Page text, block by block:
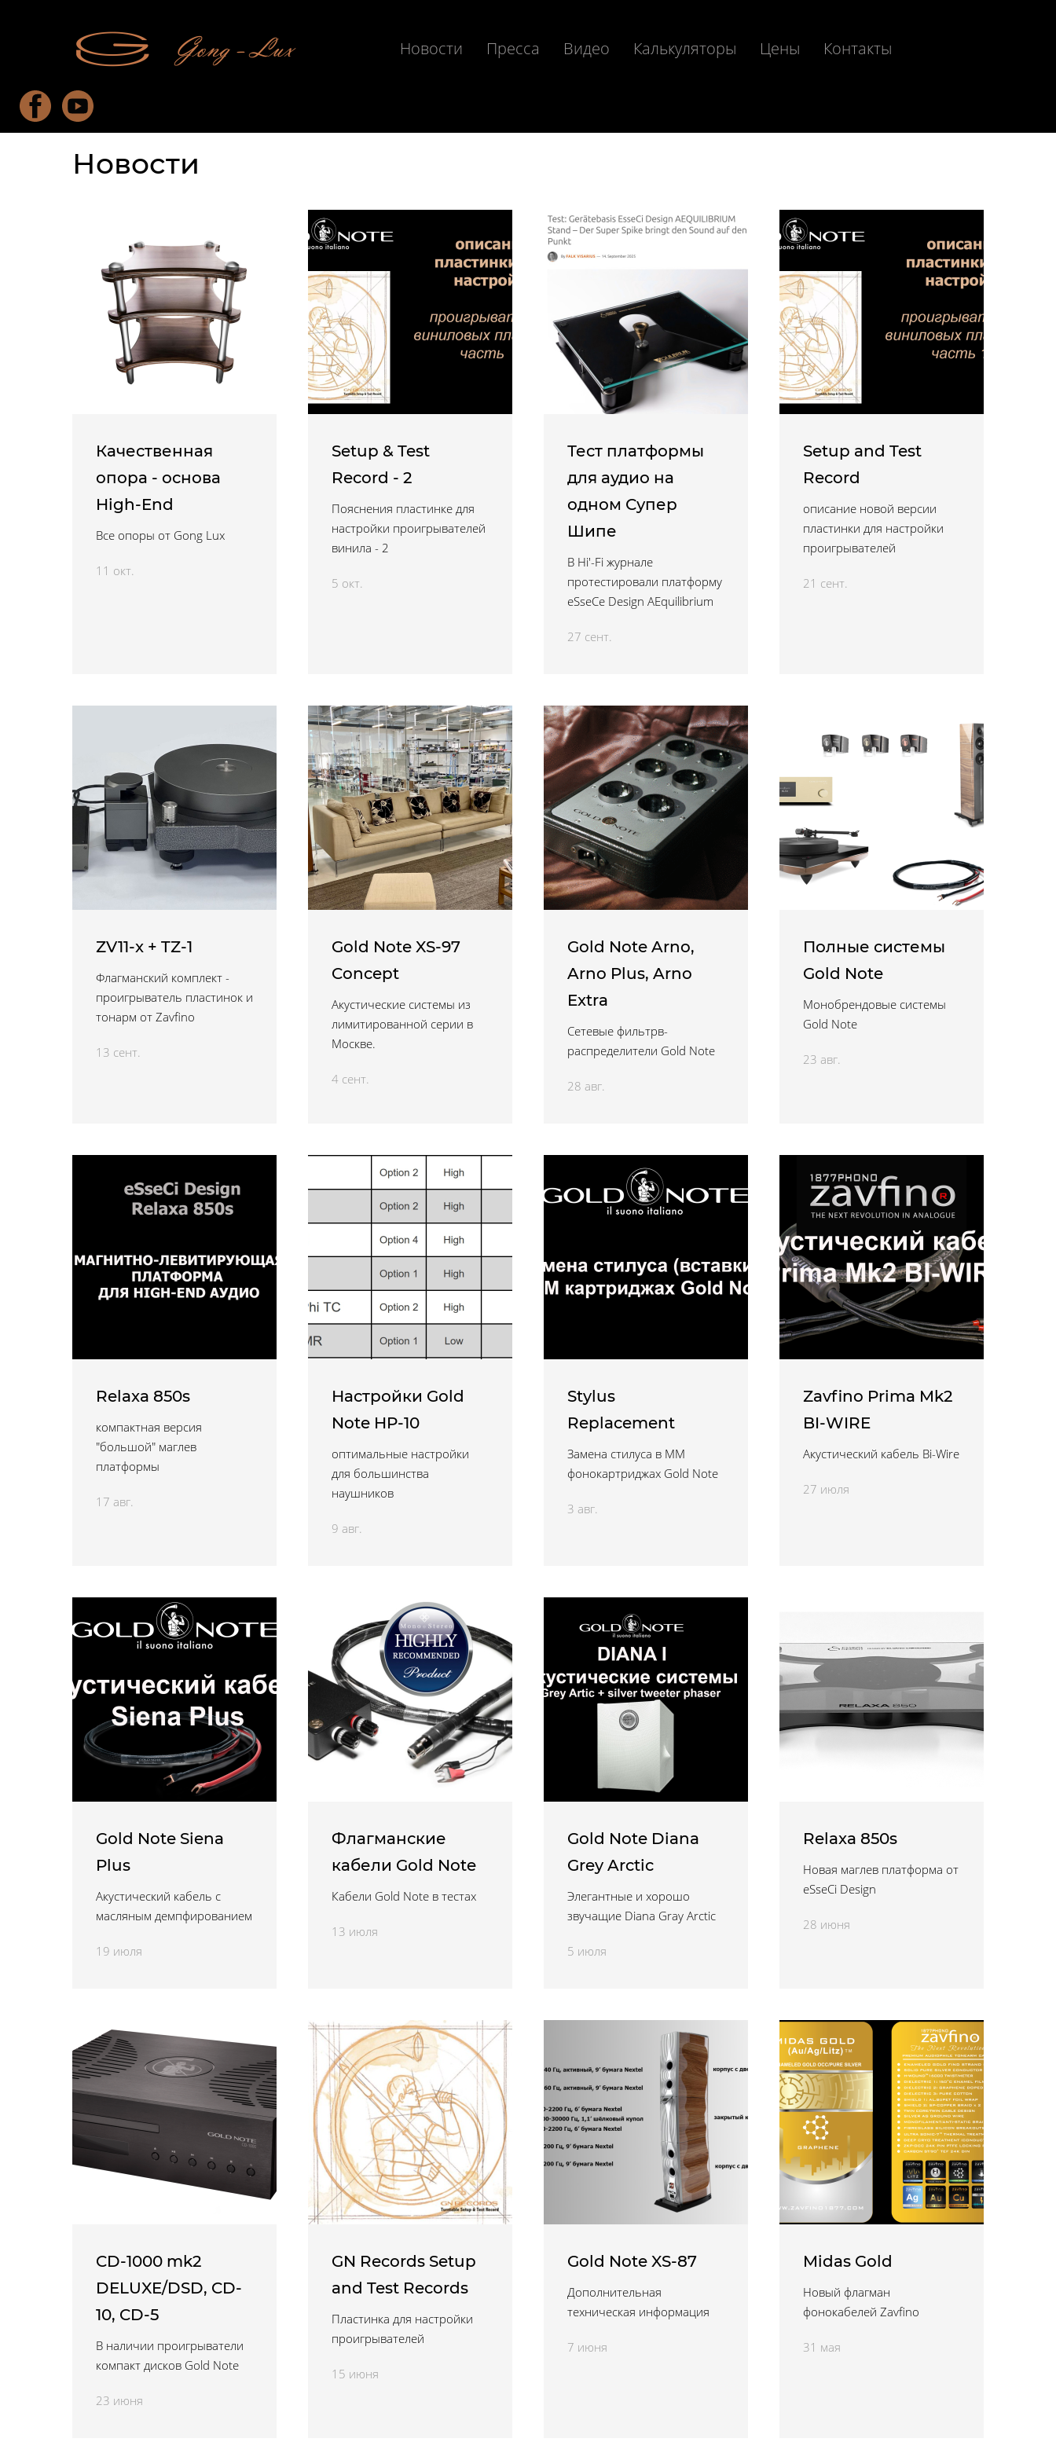
Новости Пресса Видео Калькуляторы Цены Контакты
Новости
Качественная
опора - основа
High-End
Все опоры от Gong Lux
11 окт.
Setup & Test
Record - 2
Пояснения пластинке для
настройки проигрывателей
винила - 2
5 окт.
Тест платформы
для аудио на
одном Супер
Шипе
В Hi'-Fi журнале
протестировали платформу
eSseCe Design AEquilibrium
27 сент.
Setup and Test
Record
описание новой версии
пластинки для настройки
проигрывателей
21 сент.
ZV11-x + TZ-1
Флагманский комплект -
проигрыватель пластинок и
тонарм от Zavfino
13 сент.
Gold Note XS-97
Concept
Акустические системы из
лимитированной серии в
Москве.
4 сент.
Gold Note Arno,
Arno Plus, Arno
Extra
Сетевые фильтрв-
распределители Gold Note
28 авг.
Полные системы
Gold Note
Монобрендовые системы
Gold Note
23 авг.
Relaxa 850s
компактная версия
"большой" маглев
платформы
17 авг.
Настройки Gold
Note HP-10
оптимальные настройки
для большинства
наушников
9 авг.
Stylus
Replacement
Замена стилуса в ММ
фонокартриджах Gold Note
3 авг.
Zavfino Prima Mk2
BI-WIRE
Акустический кабель Bi-Wire
27 июля
Gold Note Siena
Plus
Акустический кабель с
масляным демпфированием
19 июля
Флагманские
кабели Gold Note
Кабели Gold Note в тестах
13 июля
Gold Note Diana
Grey Arctic
Элегантные и хорошо
звучащие Diana Gray Arctic
5 июля
Relaxa 850s
Новая маглев платформа от
eSseCi Design
28 июня
CD-1000 mk2
DELUXE/DSD, CD-
10, CD-5
В наличии проигрыватели
компакт дисков Gold Note
23 июня
GN Records Setup
and Test Records
Пластинка для настройки
проигрывателей
15 июня
Gold Note XS-87
Дополнительная
техническая информация
7 июня
Midas Gold
Новый флагман
фонокабелей Zavfino
31 мая